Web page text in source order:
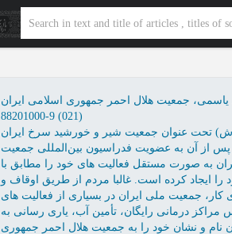
یاسمی، جمعیت هلال احمر جمهوری اسلامی ایران
88201000-9 (021)
هلال احمر جمهوری اسلامی ایران در سال 1922 میلادی( 1301 ه.ش) تحت عنوان جمعیت شیر و خورشید سرخ ایران
از آن به عضویت فدراسیون بین‌المللی جمعیت
به صورت مستقل فعالیت های خود را مطابق با
ایجاد کرده است. غالبا مردم از طریق اوقاف و
کار، جمعیت ملی ایران در بسیاری از فعالیت های
درمانی رایگان، تأمین آب، یاری رسانی به
است. در سال 1980 جمعیت ملی ایران نام و نشان خود را به جمعیت هلال احمر جمهوری